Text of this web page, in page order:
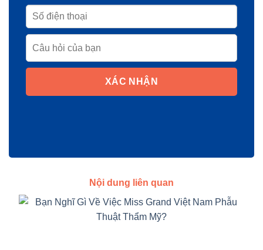
XÁC NHẬN
Nội dung liên quan